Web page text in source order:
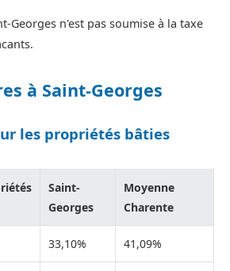
Georges n'est pas soumise à la taxe
à Saint-Georges
les propriétés bâties
Saint-
Georges
Moyenne
Charente
33,10% 41,09%